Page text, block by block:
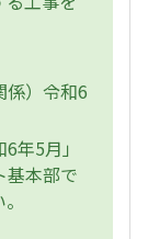
）令和6
年5月」
基本部で